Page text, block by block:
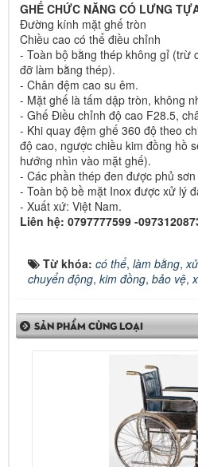
GHẾ CHỨC NĂNG CÓ LƯNG
Đường kính mặt ghế tròn
Chiều cao có thể điều chỉnh
- Toàn bộ bằng thép không gỉ (trừ
đỡ làm bằng thép).
- Chân đệm cao su êm.
- Mặt ghế là tấm dập tròn, không
- Ghế Điều chỉnh độ cao F28.5,
- Khi quay đệm ghế 360 độ theo
độ cao, ngược chiều kim đồng hồ
hướng nhìn vào mặt ghế).
- Các phần thép đen được phủ
- Toàn bộ bề mặt Inox được xử lý
- Xuất xứ: Việt Nam.
Liên hệ: 0797777599 -
Từ khóa: có thể, làm bằng,
chuyển động, kim đồng, bảo vệ,
SẢN PHẨM CÙNG LOẠI